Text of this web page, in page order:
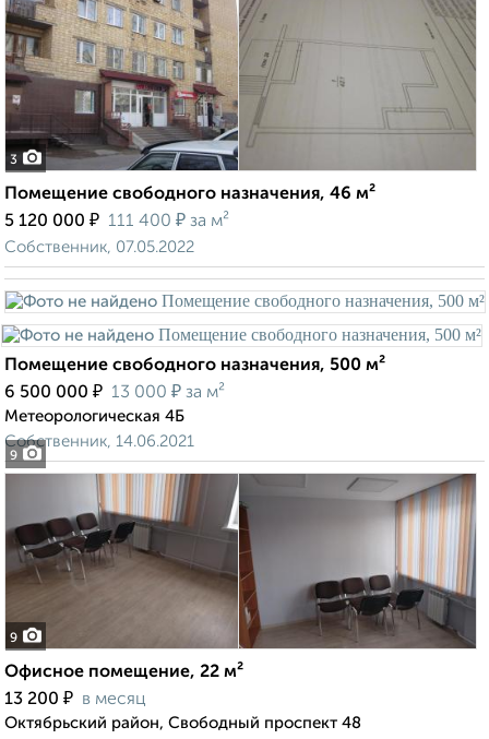
3
Помещение свободного назначения, 46 м²
5 120 000 ₽ 111 400 ₽ за м²
Собственник, 07.05.2022
9
Помещение свободного назначения, 500 м²
6 500 000 ₽ 13 000 ₽ за м²
Метеорологическая 4Б
Собственник, 14.06.2021
9
Офисное помещение, 22 м²
13 200 ₽ в месяц
Октябрьский район, Свободный проспект 48